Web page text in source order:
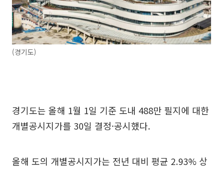
(경기도)
경기도는 올해 1월 1일 기준 도내 488만 필지에 대한
개별공시지가를 30일 결정·공시했다.
올해 도의 개별공시지가는 전년 대비 평균 2.93% 상